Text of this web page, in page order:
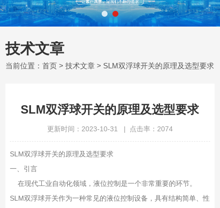
技术文章
当前位置：首页 >技术文章 > SLM双浮球开关的原理及选型要求
SLM双浮球开关的原理及选型要求
更新时间：2023-10-31 | 点击率：2074
SLM双浮球开关的原理及选型要求
一、引言
在现代工业自动化领域，液位控制是一个非常重要的环节。
SLM双浮球开关作为一种常见的液位控制设备，具有结构简单、性